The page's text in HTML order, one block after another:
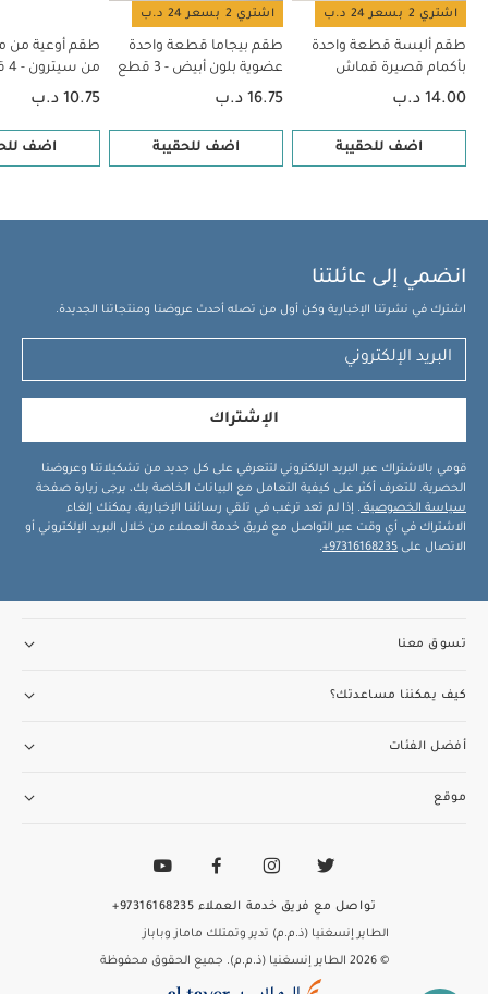
اشتري 2 بسعر 24 د.ب
طقم ألبسة قطعة واحدة
بأكمام قصيرة قماش
عضوي بلون أبيض - 5 قطع
14.00 د.ب
اضف للحقيبة
اشتري 2 بسعر 24 د.ب
طقم بيجاما قطعة واحدة
عضوية بلون أبيض - 3 قطع
16.75 د.ب
اضف للحقيبة
طقم أوعية من
أخضر/كريمي
10.75 د.ب
اضف
انضمي إلى عائلتنا
اشترك في نشرتنا الإخبارية وكن أول من تصله أحدث عروضنا ومنتجاتنا الجديدة.
الإشتراك
قومي بالاشتراك عبر البريد الإلكتروني لتتعرفي على كل جديد من تشكيلاتنا وعروضنا
الحصرية. للتعرف أكثر على كيفية التعامل مع البيانات الخاصة بك، يرجى زيارة صفحة
سياسة الخصوصية . إذا لم تعد ترغب في تلقي رسائلنا الإخبارية، يمكنك إلغاء
الاشتراك في أي وقت عبر التواصل مع فريق خدمة العملاء من خلال البريد الإلكتروني أو
الاتصال على 97316168235+
.
تسوق معنا
كيف يمكننا مساعدتك؟
أفضل الفئات
موقع
الطاير إنسغنيا (ذ.م.م) تدير وتمتلك ماماز وباباز
© 2026 الطاير إنسغنيا (ذ.م.م). جميع الحقوق محفوظة
تواصل مع فريق خدمة العملاء 97316168235+